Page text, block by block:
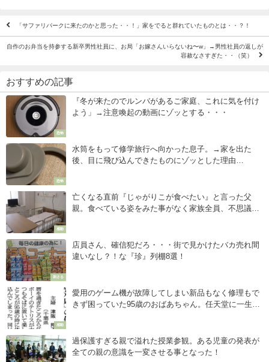
「サファリパークに来たのかと思った・・！」家をでると群れていたものとは・・？！
自作のお弁当を持参する新卒男性社員に、お局「お嫁さんいらないね〜w」→男性社員の返しが
容赦なさすぎた・・（笑）
おすすめの記事
恐怖
『冬が来たのでルンバがあるご家庭、これに気を付け
よう」→注意喚起の動画にゾッとする・・・
恐怖
水筒をもって修学旅行へ向かった息子。→家を出た
後、目に飛び込んできたものにゾッとした理由
感動
亡くなる直前『じゃがりこが食べたい』と言った父
親。食べている姿をみた事がなく家族全員、不思議に
刺さる
店員さん、確信犯だろ・・・街で見かけたバカ売れ間
違いなし？！な『珍』列棚8選！
感動
愛用のゲーム機が故障してしまい新品もなく修理もで
きず困っていた95歳のおばあちゃん。任天堂に一生懸
過保護すぎる親で溢れた授業参観。ある児童の発表が
全ての親の意識を一変させる事となった！